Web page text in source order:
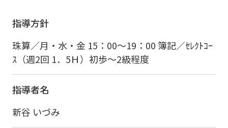
指導方針
珠算／月・水・金 15：00～19：00 簿記／ｾﾚｸﾄｺｰ
ｽ（週2回 1．5Ｈ）初歩～2級程度
指導者名
新谷 いづみ